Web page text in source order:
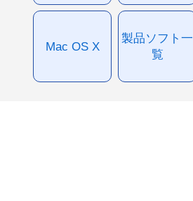
Mac OS X
製品ソフト一
覧